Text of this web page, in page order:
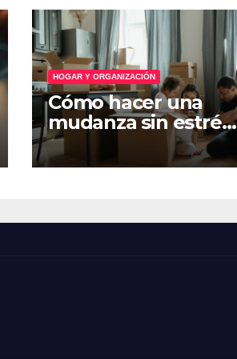
HOGAR Y ORGANIZACIÓN
Cómo hacer una
mudanza sin estrés:
guía paso a paso